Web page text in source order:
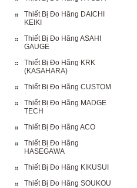
Thiết Bị Đo Hãng DAICHI
KEIKI
Thiết Bị Đo Hãng ASAHI
GAUGE
Thiết Bị Đo Hãng KRK
(KASAHARA)
Thiết Bị Đo Hãng CUSTOM
Thiết Bị Đo Hãng MADGE
TECH
Thiết Bị Đo Hãng ACO
Thiết Bị Đo Hãng
HASEGAWA
Thiết Bị Đo Hãng KIKUSUI
Thiết Bị Đo Hãng SOUKOU